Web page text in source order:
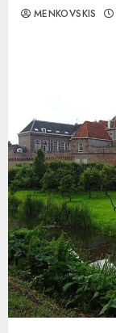
MENKOVSKIS